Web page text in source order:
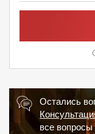
Остались
все